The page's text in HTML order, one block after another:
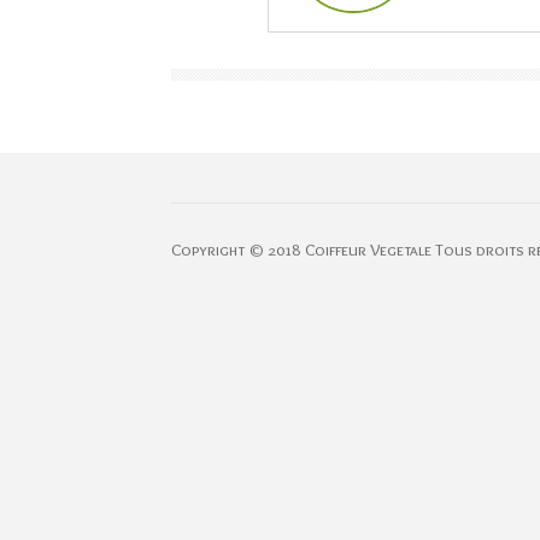
Copyright © 2018 Coiffeur Vegetale Tous droits